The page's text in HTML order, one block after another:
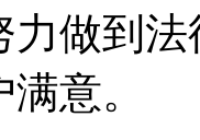
力做到
意。